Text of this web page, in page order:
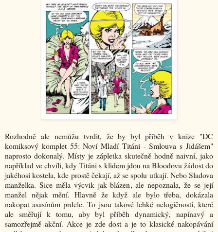
Rozhodně ale nemůžu tvrdit, že by byl příběh v knize "DC
komiksový komplet 55: Noví Mladí Titáni - Smlouva s Jidášem"
naprosto dokonalý. Místy je zápletka skutečně hodně naivní, jako
například ve chvíli, kdy Titáni s klidem jdou na Bloodovu žádost do
jakéhosi kostela, kde prostě čekají, až se spolu utkají. Nebo Sladova
manželka. Sice měla výcvik jak blázen, ale nepoznala, že se její
manžel nějak mění. Hlavně že když ale bylo třeba, dokázala
nakopat asasínům prdele. To jsou takové lehké nelogičnosti, které
ale směřují k tomu, aby byl příběh dynamický, napínavý a
samozřejmě akční. Akce je zde dost a je to klasické nakopávání